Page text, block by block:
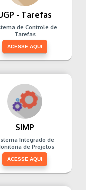
- Tarefas
de Controle de
Tarefas
ACESSE AQUI
SIMP
Integrado de
de Projetos
ACESSE AQUI